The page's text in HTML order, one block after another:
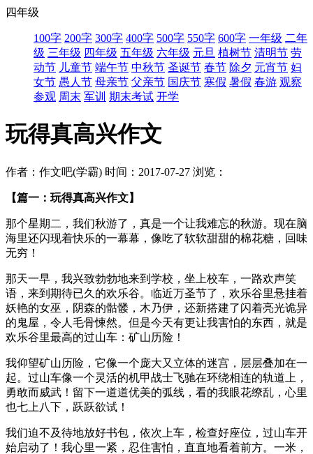
四年级
100字 200字 300字 400字 500字 550字 600字 一年级 二年
级 三年级 四年级 五年级 六年级 元旦 植树节 清明节 劳
动节 儿童节 端午节 中秋节 圣诞节 春节 除夕 元宵节 妇
女节 愚人节 母亲节 父亲节 国庆节 寒假 暑假 春游 观察
参观 周末 军训 期末考试 开学
玩得真高兴作文
作者：作文吧(学霸) 时间：2017-07-27 浏览：
【篇一：玩得真高兴作文】
那个星期二，我们秋游了，真是一个让我难忘的秋游。现在脑
海里还闪现着快乐的一幕幕，像吃了软软甜甜的棉花糖，回味
无穷！
那天一早，我兴致勃勃地来到学校，坐上校车，一路欢声笑
语，来到期待已久的欢乐谷。临近万圣节了，欢乐谷里悬挂着
妖艳的女巫，阴森的骷髅，木乃伊，还新搭建了闪着亮光诡异
的鬼屋，令人毛骨悚然。但是今天有更让我害怕的东西，就是
欢乐谷里最高的过山车：矿山历险！
我仰望矿山历险，它像一个庞大又立体的迷宫，层层叠加在一
起。过山车像一个灵活的机甲战士飞驰在环绕相连的轨道上，
勇敢而威武！留下一道道优美的弧线，看的我眼花缭乱，心里
也七上八下，跃跃欲试！
我们迫不及待地放好书包，依次上车，检查好座位，过山车开
始启动了！我心里一紧，忍住害怕，直直地看着前方。一米，